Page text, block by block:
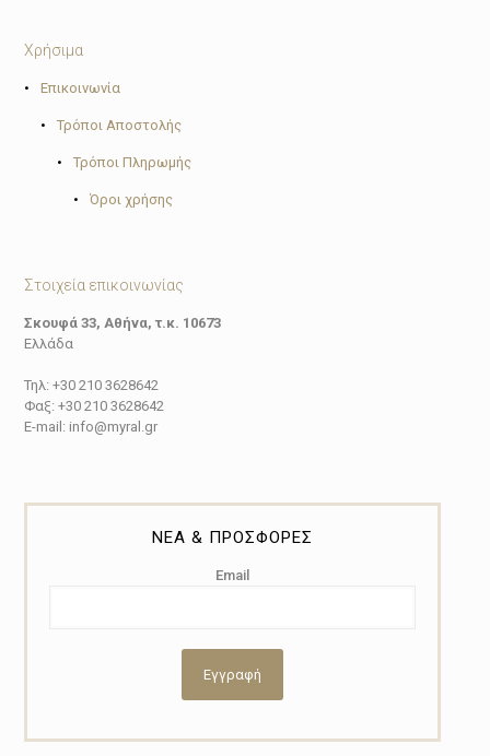
Χρήσιμα
• Επικοινωνία
• Τρόποι Αποστολής
• Τρόποι Πληρωμής
• Όροι χρήσης
Στοιχεία επικοινωνίας
Σκουφά 33, Αθήνα, τ.κ. 10673
Ελλάδα
Τηλ: +30 210 3628642
Φαξ: +30 210 3628642
E-mail: info@myral.gr
ΝΕΑ & ΠΡΟΣΦΟΡΕΣ
Email